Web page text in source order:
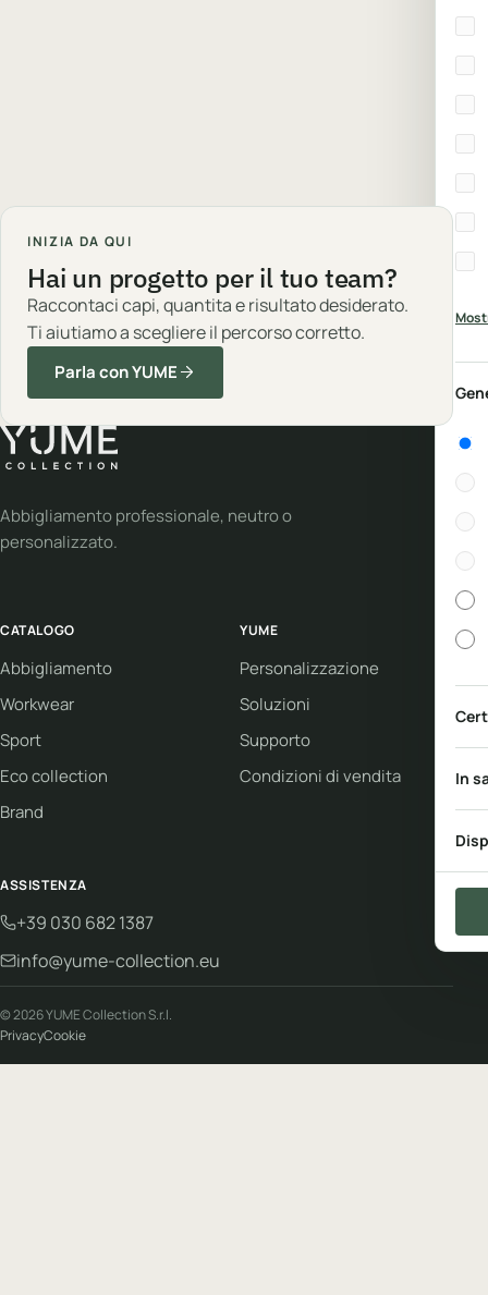
In
INIZIA DA QUI
Hai un progetto per il tuo team?
Raccontaci capi, quantita e risultato desiderato.
Ti aiutiamo a scegliere il percorso corretto.
Parla con YUME
Abbigliamento professionale, neutro o
personalizzato.
CATALOGO
Abbigliamento
Workwear
Sport
Eco collection
Brand
YUME
Personalizzazione
Soluzioni
Supporto
Condizioni di vendita
ASSISTENZA
+39 030 682 1387
info@yume-collection.eu
© 2026 YUME Collection S.r.l.
PrivacyCookie